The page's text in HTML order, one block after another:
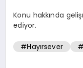
Konu hakkında
ediyor.
#Hayırsever